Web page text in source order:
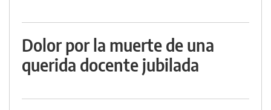
Dolor por la muerte de una
querida docente jubilada